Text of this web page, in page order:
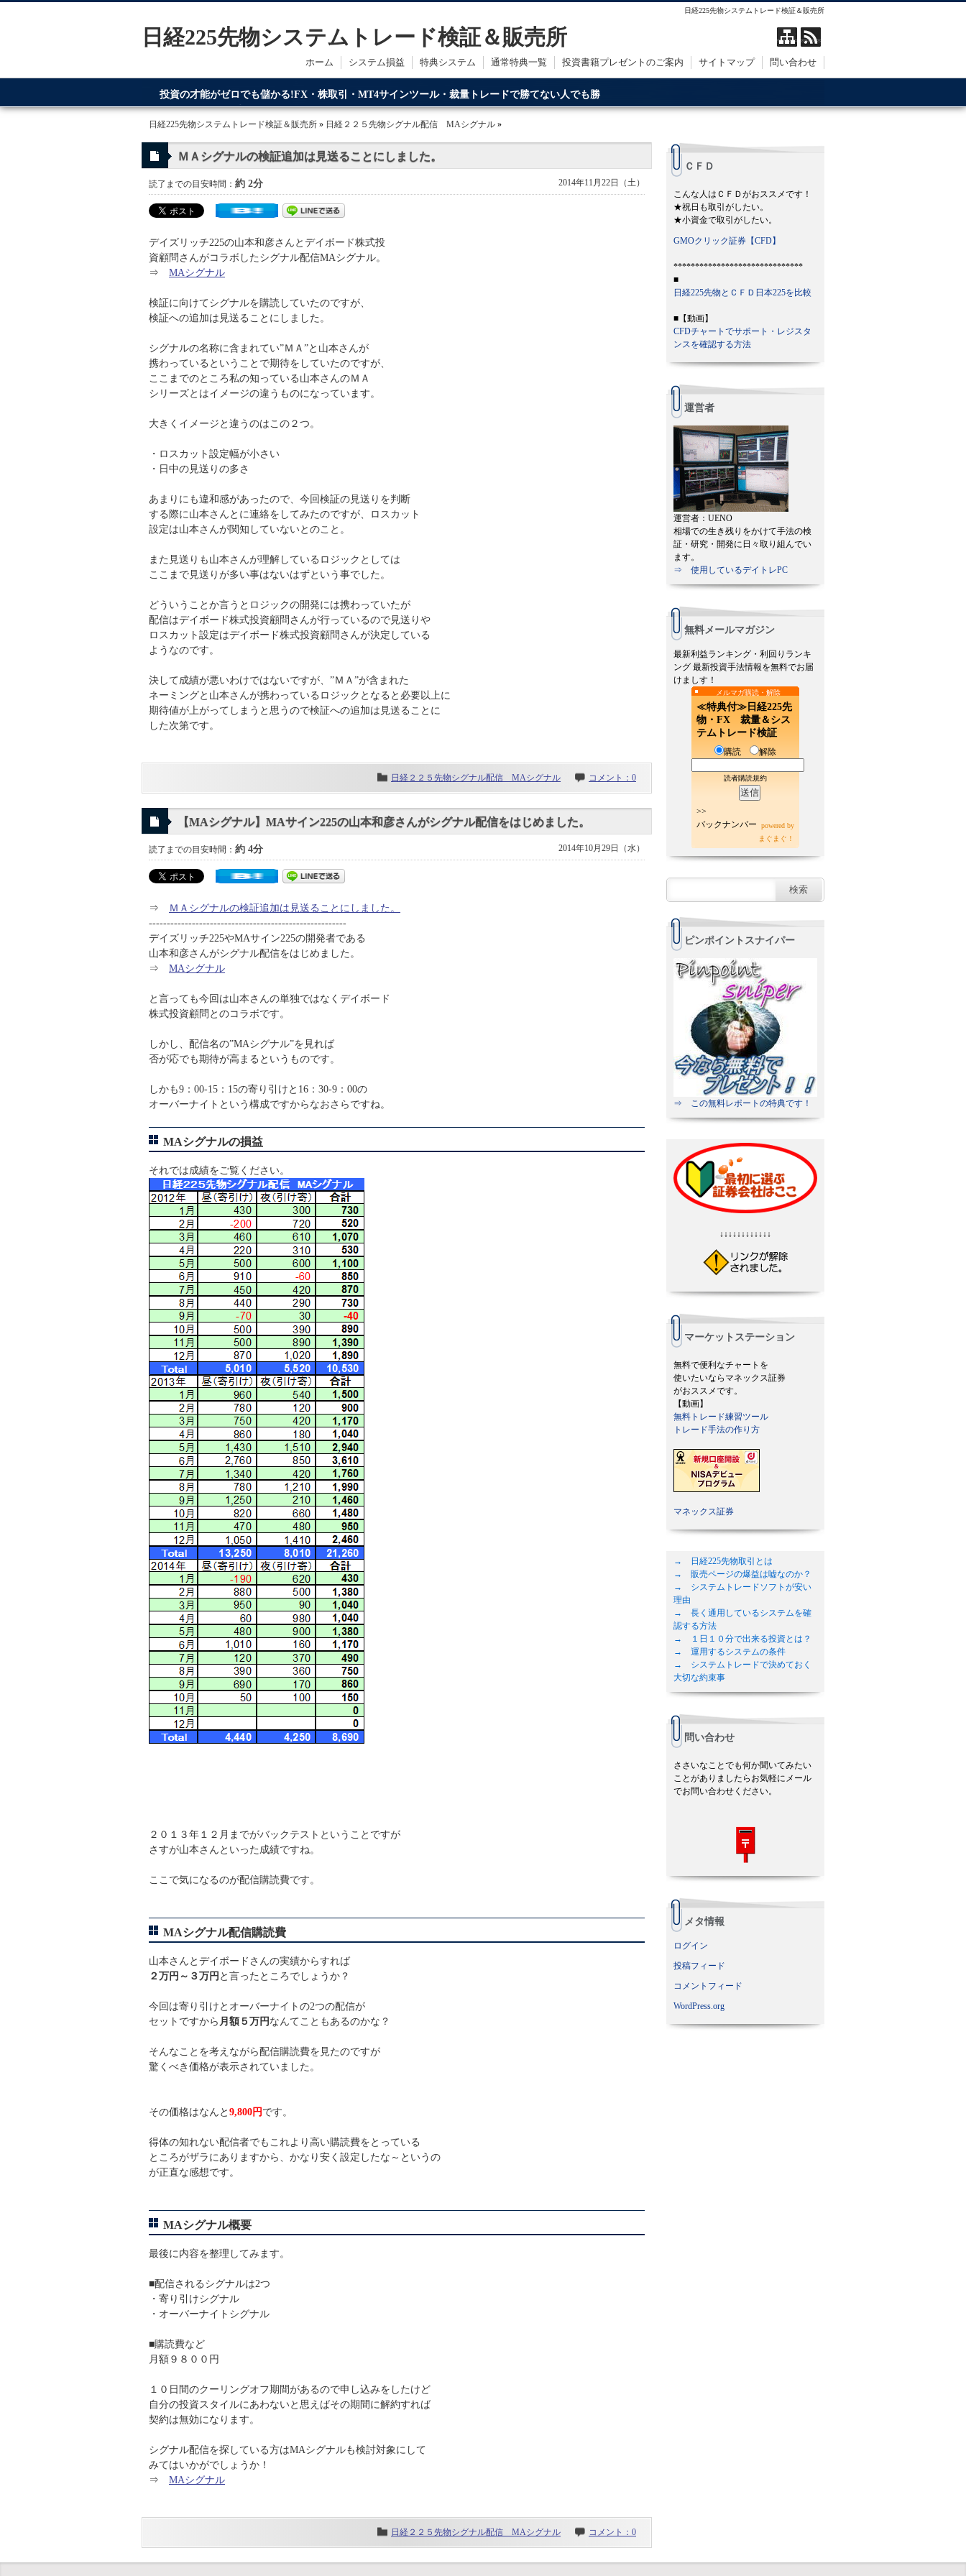
日経225先物システムトレード検証＆販売所
日経225先物システムトレード検証＆販売所
ホーム システム損益 特典システム 通常特典一覧 投資書籍プレゼントのご案内 サイトマップ 問い合わせ
投資の才能がゼロでも儲かる!FX・株取引・MT4サインツール・裁量トレードで勝てない人でも勝
てるのが日経225先物システムトレードです。
日経225先物システムトレード検証＆販売所 » 日経２２５先物シグナル配信 MAシグナル »
ＭＡシグナルの検証追加は見送ることにしました。
読了までの目安時間： 約 2分 2014年11月22日（土）
デイズリッチ225の山本和彦さんとデイボード株式投
資顧問さんがコラボしたシグナル配信MAシグナル。
⇒ MAシグナル
検証に向けてシグナルを購読していたのですが、
検証への追加は見送ることにしました。
シグナルの名称に含まれてい”ＭＡ”と山本さんが
携わっているということで期待をしていたのですが、
ここまでのところ私の知っている山本さんのＭＡ
シリーズとはイメージの違うものになっています。
大きくイメージと違うのはこの２つ。
・ロスカット設定幅が小さい
・日中の見送りの多さ
あまりにも違和感があったので、今回検証の見送りを判断
する際に山本さんとに連絡をしてみたのですが、ロスカット
設定は山本さんが関知していないとのこと。
また見送りも山本さんが理解しているロジックとしては
ここまで見送りが多い事はないはずという事でした。
どういうことか言うとロジックの開発には携わっていたが
配信はデイボード株式投資顧問さんが行っているので見送りや
ロスカット設定はデイボード株式投資顧問さんが決定している
ようなのです。
決して成績が悪いわけではないですが、”ＭＡ”が含まれた
ネーミングと山本さんが携わっているロジックとなると必要以上に
期待値が上がってしまうと思うので検証への追加は見送ることに
した次第です。
日経２２５先物シグナル配信 MAシグナル コメント：0
【MAシグナル】MAサイン225の山本和彦さんがシグナル配信をはじめました。
読了までの目安時間： 約 4分 2014年10月29日（水）
⇒
ＭＡシグナルの検証追加は見送ることにしました。
-------------------------------------------------------
デイズリッチ225やMAサイン225の開発者である
山本和彦さんがシグナル配信をはじめました。
⇒ MAシグナル
と言っても今回は山本さんの単独ではなくデイボード
株式投資顧問とのコラボです。
しかし、配信名の”MAシグナル”を見れば
否が応でも期待が高まるというものです。
しかも9：00-15：15の寄り引けと16：30-9：00の
オーバーナイトという構成ですからなおさらですね。
MAシグナルの損益
それでは成績をご覧ください。
２０１３年１２月までがバックテストということですが
さすが山本さんといった成績ですね。
ここで気になるのが配信購読費です。
MAシグナル配信購読費
山本さんとデイボードさんの実績からすれば
２万円～３万円 と言ったところでしょうか？
今回は寄り引けとオーバーナイトの2つの配信が
セットですから 月額５万円 なんてこともあるのかな？
そんなことを考えながら配信購読費を見たのですが
驚くべき価格が表示されていました。
その価格はなんと 9,800円 です。
得体の知れない配信者でもこれより高い購読費をとっている
ところがザラにありますから、かなり安く設定したな～というの
が正直な感想です。
MAシグナル概要
最後に内容を整理してみます。
■配信されるシグナルは2つ
・寄り引けシグナル
・オーバーナイトシグナル
■購読費など
月額９８００円
１０日間のクーリングオフ期間があるので申し込みをしたけど
自分の投資スタイルにあわないと思えばその期間に解約すれば
契約は無効になります。
シグナル配信を探している方はMAシグナルも検討対象にして
みてはいかがでしょうか！
⇒ MAシグナル
日経２２５先物シグナル配信 MAシグナル コメント：0
ＣＦＤ
こんな人はＣＦＤがおススメです！
★祝日も取引がしたい。
★小資金で取引がしたい。
GMOクリック証券【CFD】
******************************
■
日経225先物とＣＦＤ日本225を比較
■【動画】
CFDチャートでサポート・レジスタ
ンスを確認する方法
運営者
運営者：UENO
相場での生き残りをかけて手法の検
証・研究・開発に日々取り組んでい
ます。
⇒ 使用しているデイトレPC
無料メールマガジン
最新利益ランキング・利回りランキ
ング 最新投資手法情報を無料でお届
けましす！
メルマガ購読・解除
≪特典付≫日経225先
物・FX 裁量＆シス
テムトレード検証
購読 解除
読者購読規約
>>
バックナンバー
powered by
まぐまぐ！
ピンポイントスナイパー
⇒ この無料レポートの特典です！
↓↓↓↓↓↓↓↓↓↓↓↓
マーケットステーション
無料で便利なチャートを
使いたいならマネックス証券
がおススメです。
【動画】
無料トレード練習ツール
トレード手法の作り方
マネックス証券
→ 日経225先物取引とは
→ 販売ページの爆益は嘘なのか？
→ システムトレードソフトが安い
理由
→ 長く通用しているシステムを確
認する方法
→ １日１０分で出来る投資とは？
→ 運用するシステムの条件
→ システムトレードで決めておく
大切な約束事
問い合わせ
ささいなことでも何か聞いてみたい
ことがありましたらお気軽にメール
でお問い合わせください。
メタ情報
ログイン
投稿フィード
コメントフィード
WordPress.org